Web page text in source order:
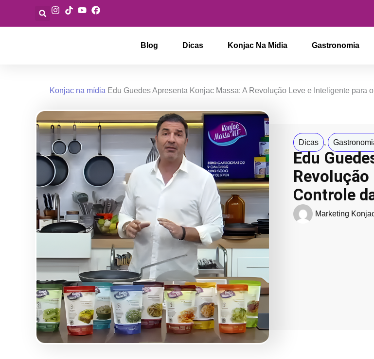
Blog Dicas Konjac Na Mídia Gastronomia
Konjac na mídia Edu Guedes Apresenta Konjac Massa: A Revolução Leve e Inteligente para
Dicas ,
Edu
Controle
Marketing